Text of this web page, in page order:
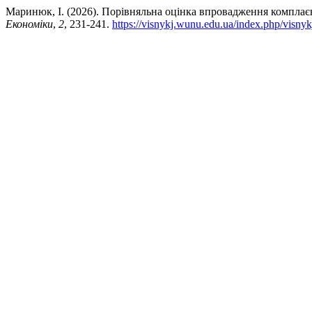
Маринюк, І. (2026). Порівняльна оцінка впровадження
Економіки, 2, 231-241. https://visnykj.wunu.edu.ua/index.php/